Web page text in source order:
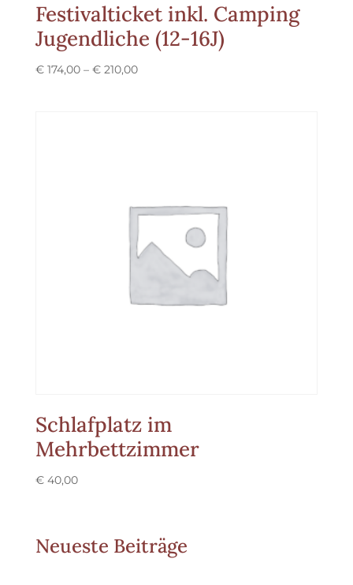
Festivalticket inkl. Camping
Jugendliche (12-16J)
€174,00 – €210,00Preisspanne:
Schlafplatz im
Mehrbettzimmer
€40,00
Neueste Beiträge